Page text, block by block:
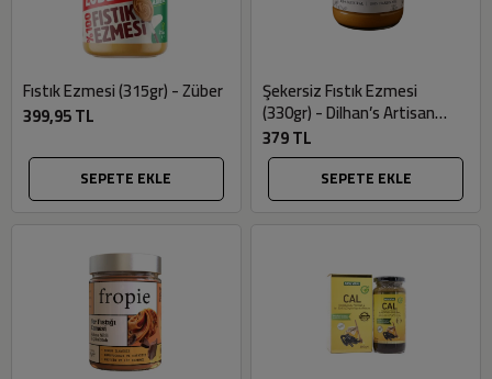
Fıstık Ezmesi (315gr) - Züber
399,95 TL
SEPETE EKLE
Şekersiz Fıstık Ezmesi
(330gr) - Dilhan’s Artisan
Pantry
379 TL
SEPETE EKLE